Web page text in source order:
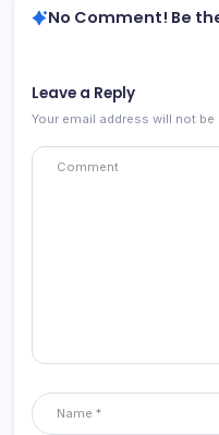
No Comment! Be
Leave a Reply
Your email address will not be